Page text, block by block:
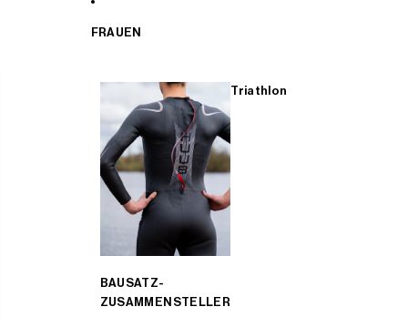
FRAUEN
Triathlon
BAUSATZ-
ZUSAMMENSTELLER